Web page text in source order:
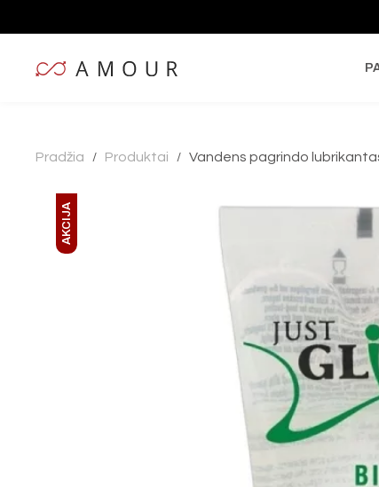
Pradžia / Produktai / Vandens pagrindo
AKCIJA